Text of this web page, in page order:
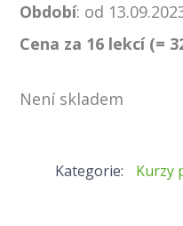
Období: od
Cena za 16 lekcí (=
Není skladem
Kategorie: Kurzy